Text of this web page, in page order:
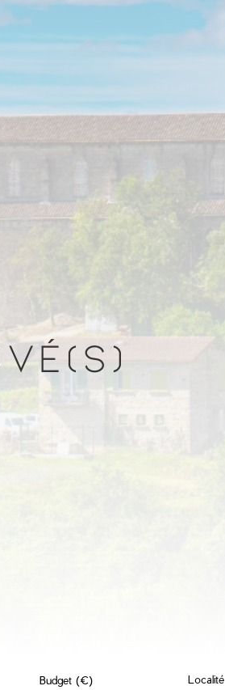
Budget (€) Localité